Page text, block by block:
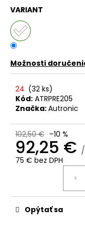
VARIANT
Možnosti
24 (32 ks)
Kód: ATRPRE205
Značka:Autronic
102,50 € –10 %
92,25 €
75 € bez DPH
Opýtať sa
p
o
r
ú
č
a
m
e